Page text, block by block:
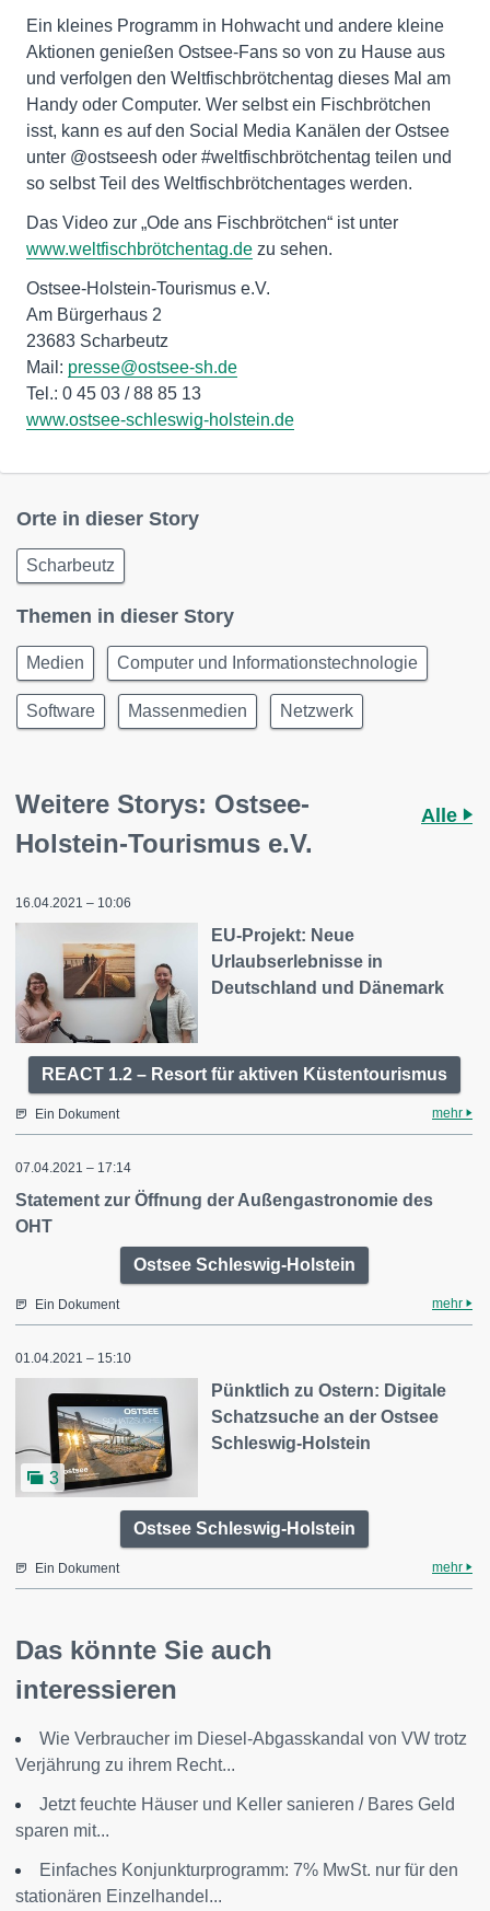
Ein kleines Programm in Hohwacht und andere kleine
Aktionen genießen Ostsee-Fans so von zu Hause aus
und verfolgen den Weltfischbrötchentag dieses Mal am
Handy oder Computer. Wer selbst ein Fischbrötchen
isst, kann es auf den Social Media Kanälen der Ostsee
unter @ostseesh oder #weltfischbrötchentag teilen und
so selbst Teil des Weltfischbrötchentages werden.
Das Video zur „Ode ans Fischbrötchen“ ist unter
www.weltfischbrötchentag.de zu sehen.
Ostsee-Holstein-Tourismus e.V.
Am Bürgerhaus 2
23683 Scharbeutz
Mail: presse@ostsee-sh.de
www.ostsee-schleswig-holstein.de
Orte in dieser Story
Scharbeutz
Themen in dieser Story
Medien Computer und Informationstechnologie
Software Massenmedien Netzwerk
Weitere Storys: Ostsee-
Holstein-Tourismus e.V.
Alle
16.04.2021 – 10:06
EU-Projekt: Neue
Urlaubserlebnisse in
Deutschland und Dänemark
REACT 1.2 – Resort für aktiven Küstentourismus
Ein Dokument mehr
07.04.2021 – 17:14
Statement zur Öffnung der Außengastronomie des
OHT
Ostsee Schleswig-Holstein
Ein Dokument mehr
01.04.2021 – 15:10
3
Pünktlich zu Ostern: Digitale
Schatzsuche an der Ostsee
Schleswig-Holstein
Ostsee Schleswig-Holstein
Ein Dokument mehr
Das könnte Sie auch
interessieren
Wie Verbraucher im Diesel-Abgasskandal von VW trotz
Verjährung zu ihrem Recht...
Jetzt feuchte Häuser und Keller sanieren / Bares Geld
sparen mit...
Einfaches Konjunkturprogramm: 7% MwSt. nur für den
stationären Einzelhandel...